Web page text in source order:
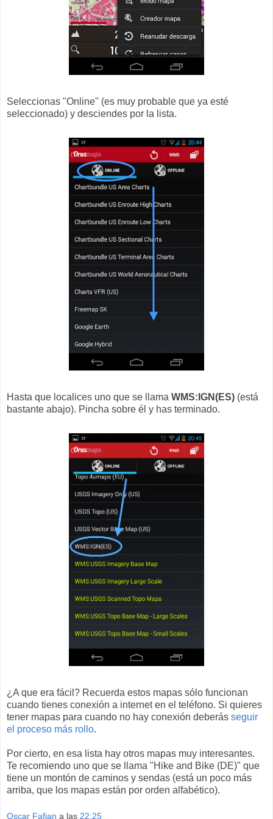
Seleccionas "Online" (es muy probable que ya esté
seleccionado) y desciendes por la lista.
Hasta que localices uno que se llama WMS:IGN(ES) (está
bastante abajo). Pincha sobre él y has terminado.
¿A que era fácil? Recuerda estos mapas sólo funcionan
cuando tienes conexión a internet en el teléfono. Si quieres
tener mapas para cuando no hay conexión deberás seguir
el proceso más rollo.
Por cierto, en esa lista hay otros mapas muy interesantes.
Te recomiendo uno que se llama "Hike and Bike (DE)" que
tiene un montón de caminos y sendas (está un poco más
arriba, que los mapas están por orden alfabético).
Oscar Fafian a las 22:25